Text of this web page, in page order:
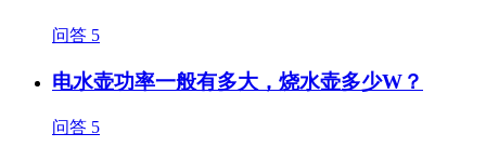
问答 5
电水壶功率一般有多大，烧水壶多少W？
问答 5